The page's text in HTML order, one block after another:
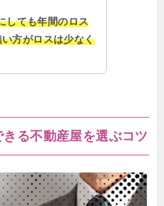
しても年間のロス
方がロスは少なく
る不動産屋を選ぶコツ